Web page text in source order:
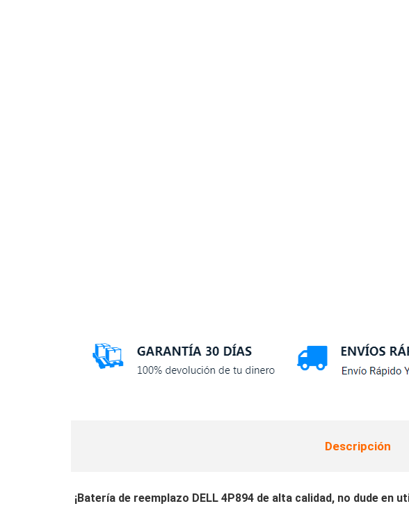
Descripción
¡Batería de reemplazo DELL 4P894 de alta calidad, no dude en